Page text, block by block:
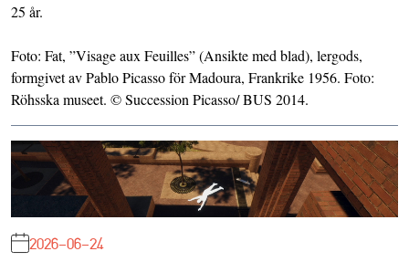
25 år.
Foto: Fat, ”Visage aux Feuilles” (Ansikte med blad), lergods,
formgivet av Pablo Picasso för Madoura, Frankrike 1956. Foto:
Röhsska museet. © Succession Picasso/ BUS 2014.
2026-06-24